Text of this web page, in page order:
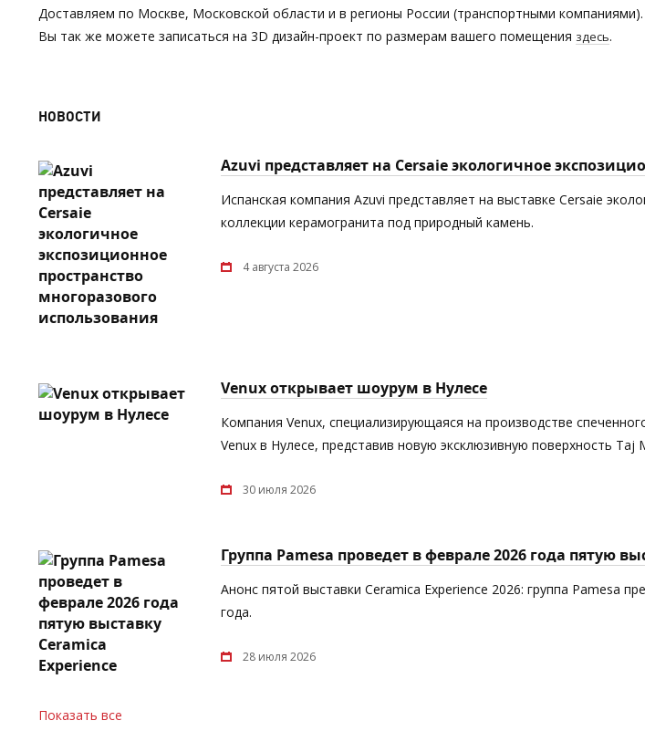
Доставляем по Москве, Московской области и в регионы России (транспортными компаниями).
Вы так же можете записаться на 3D дизайн-проект по размерам вашего помещения здесь.
НОВОСТИ
Azuvi представляет на Cersaie экологичное
Испанская компания Azuvi представляет на выставке Cersaie
коллекции керамогранита под природный камень.
4 августа 2026
Venux открывает шоурум в Нулесе
Компания Venux, специализирующаяся на производстве
Venux в Нулесе, представив новую эксклюзивную поверхность Taj
30 июля 2026
Группа Pamesa проведет в феврале 2026 года пятую
Анонс пятой выставки Ceramica Experience 2026: группа Pamesa
года.
28 июля 2026
Показать все